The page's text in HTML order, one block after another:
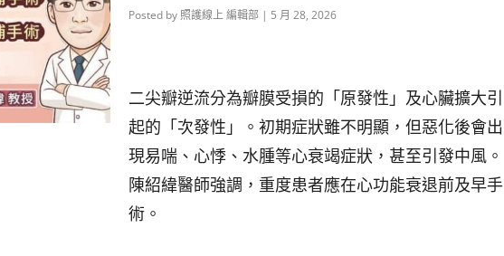
Posted by 照護線上 編輯部| 5 月 28, 2026
二尖瓣逆流分為瓣膜受損的「原發性」及心臟擴大引
起的「次發性」。初期症狀雖不明顯，但惡化後會出
現易喘、心悸、水腫等心衰竭症狀，甚至引發中風。
陳紹緯醫師強調，重度患者應在心功能衰退前及早手
術。